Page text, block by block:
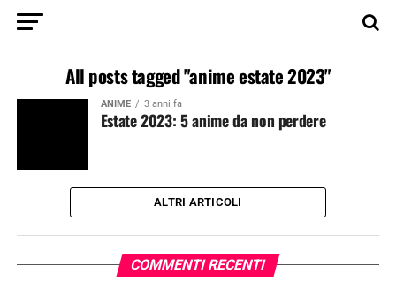
All posts tagged "anime estate 2023"
ANIME 3 anni fa
Estate 2023: 5 anime da non perdere
ALTRI ARTICOLI
COMMENTI RECENTI